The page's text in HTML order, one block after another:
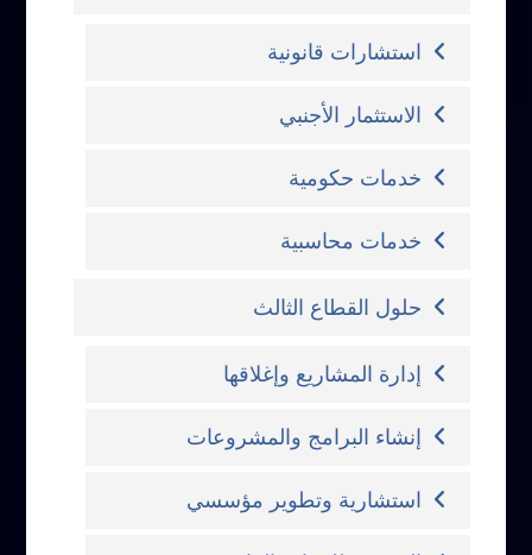
استشارات قانونية
الاستثمار الأجنبي
خدمات حكومية
خدمات محاسبية
حلول القطاع الثالث
إدارة المشاريع وإغلاقها
إنشاء البرامج والمشروعات
استشارية وتطوير مؤسسي